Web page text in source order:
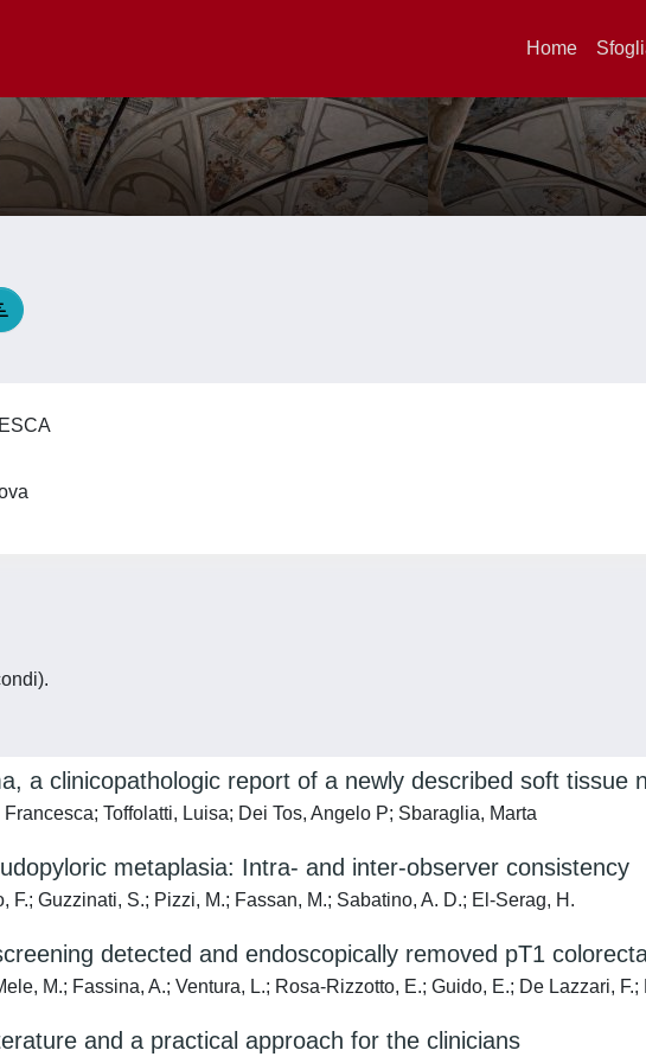
Home
a clinicopathologic report of a newly described soft tissue
Toffolatti, Luisa; Dei Tos, Angelo P; Sbaraglia, Marta
metaplasia: Intra- and inter-observer consistency
F.; Guzzinati, S.; Pizzi, M.; Fassan, M.; Sabatino, A. D.; El-Serag, H.
detected and endoscopically removed pT1
M.; Fassina, A.; Ventura, L.; Rosa-Rizzotto, E.; Guido, E.; De Lazzari,
and a practical approach for the clinicians